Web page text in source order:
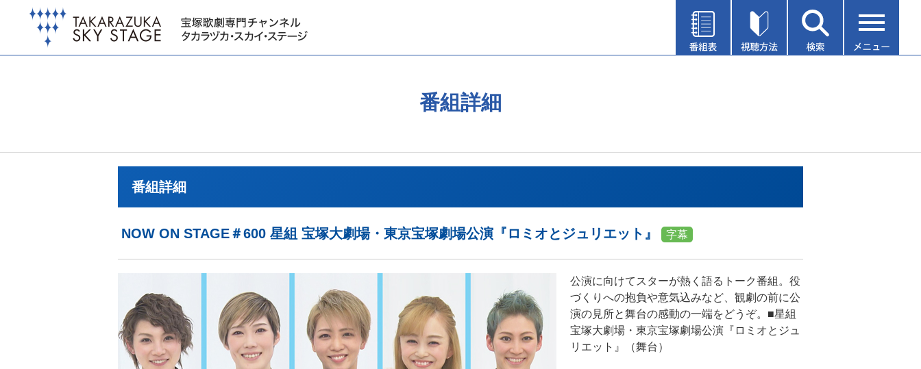
番組詳細
番組詳細
NOW ON STAGE＃600 星組 宝塚大劇場・東京宝塚劇場公演『ロミオとジュリエット』 字幕
公演に向けてスターが熱く語るトーク番組。役
づくりへの抱負や意気込みなど、観劇の前に公
演の見所と舞台の感動の一端をどうぞ。■星組
宝塚大劇場・東京宝塚劇場公演『ロミオとジュ
リエット』（舞台）